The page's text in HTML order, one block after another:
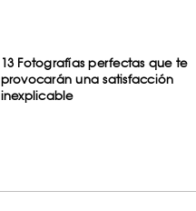
13 Fotografías perfectas que te
provocarán una satisfacción
inexplicable